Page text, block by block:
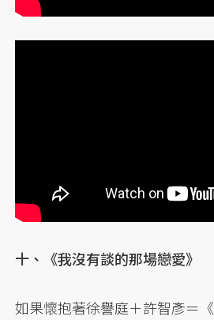
十、《我沒有談的那場戀愛》
如果懷抱著徐譽庭＋許智彥＝《